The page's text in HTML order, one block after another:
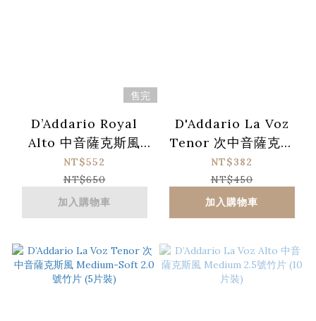
售完
D’Addario Royal
Alto 中音薩克斯風
2.5號 竹片 (10片裝)
NT$552
NT$650
加入購物車
D'Addario La Voz
Tenor 次中音薩克斯
風 Medium 2.5號竹
片 (5片裝)
NT$382
NT$450
加入購物車